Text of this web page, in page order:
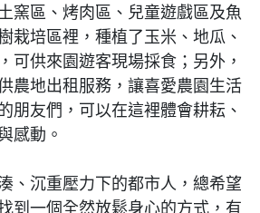
窯區、烤肉區、兒童遊戲區及魚
栽培區裡，種植了玉米、地瓜、
可供來園遊客現場採食；另外，
農地出租服務，讓喜愛農園生活
朋友們，可以在這裡體會耕耘、
感動。
、沉重壓力下的都市人，總希望
到一個全然放鬆身心的方式，有